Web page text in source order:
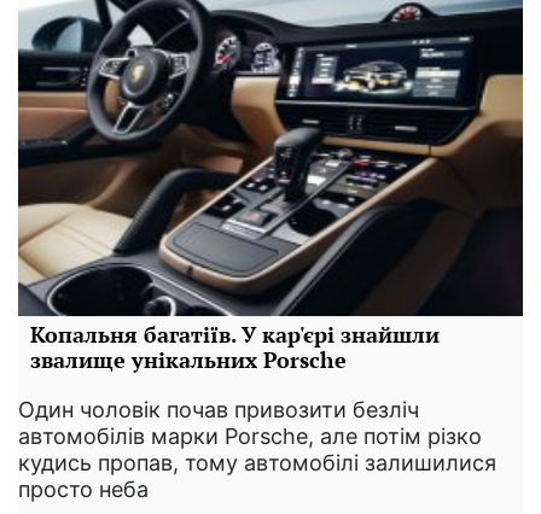
Копальня багатіїв. У кар'єрі знайшли
звалище унікальних Porsche
Один чоловік почав привозити безліч
автомобілів марки Porsche, але потім різко
кудись пропав, тому автомобілі залишилися
просто неба